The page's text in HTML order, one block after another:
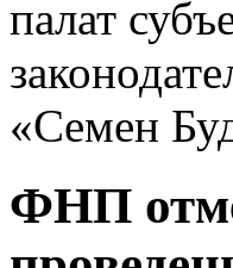
палат
«Семен
ФНП